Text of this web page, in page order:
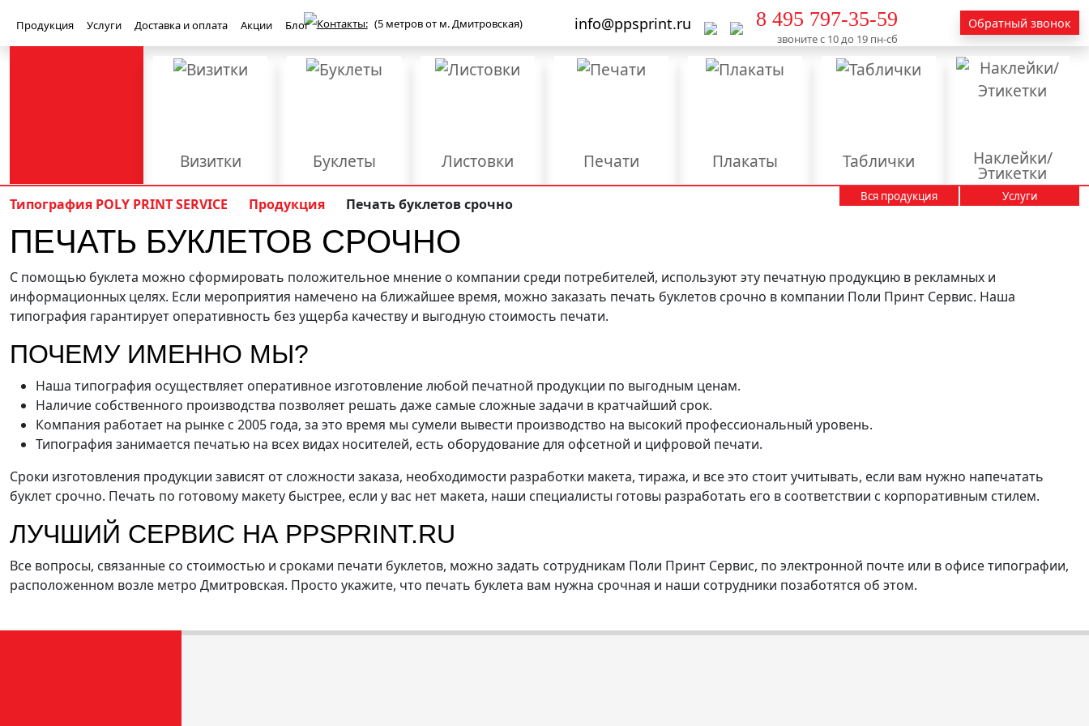
Продукция Услуги Доставка и оплата Акции Блог Контакты: (5 метров от м. Дмитровская) info@ppsprint.ru 8 495 797-35-59
звоните с 10 до 19 пн-сб
Обратный звонок
Полиграфия
PolyPrint
Визитки Буклеты Листовки Печати Плакаты Таблички Наклейки/
Этикетки
Баннеры Бейджи Бланки Календари
Книги Конверты Мерч и сувенирка
Брошюровка Верстка Вырубка Дизайн Конгрев
Наружная реклама Офсетная печать Плоттерная резка
Флексография Фольгирование Цифровая печать Шелкография Широкоформатная
печать
Вся продукция Услуги
Типография POLY PRINT SERVICE Продукция Печать буклетов срочно
ПЕЧАТЬ БУКЛЕТОВ СРОЧНО
С помощью буклета можно сформировать положительное мнение о компании среди потребителей, используют эту печатную продукцию в рекламных и
информационных целях. Если мероприятия намечено на ближайшее время, можно заказать печать буклетов срочно в компании Поли Принт Сервис. Наша
типография гарантирует оперативность без ущерба качеству и выгодную стоимость печати.
ПОЧЕМУ ИМЕННО МЫ?
Наша типография осуществляет оперативное изготовление любой печатной продукции по выгодным ценам.
Наличие собственного производства позволяет решать даже самые сложные задачи в кратчайший срок.
Компания работает на рынке с 2005 года, за это время мы сумели вывести производство на высокий профессиональный уровень.
Типография занимается печатью на всех видах носителей, есть оборудование для офсетной и цифровой печати.
Сроки изготовления продукции зависят от сложности заказа, необходимости разработки макета, тиража, и все это стоит учитывать, если вам нужно напечатать
буклет срочно. Печать по готовому макету быстрее, если у вас нет макета, наши специалисты готовы разработать его в соответствии с корпоративным стилем.
ЛУЧШИЙ СЕРВИС НА PPSPRINT.RU
Все вопросы, связанные со стоимостью и сроками печати буклетов, можно задать сотрудникам Поли Принт Сервис, по электронной почте или в офисе типографии,
расположенном возле метро Дмитровская. Просто укажите, что печать буклета вам нужна срочная и наши сотрудники позаботятся об этом.